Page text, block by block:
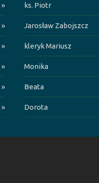
» ks. Piotr
» Jarosław Zabojszcz
» kleryk Mariusz
» Monika
» Beata
» Dorota